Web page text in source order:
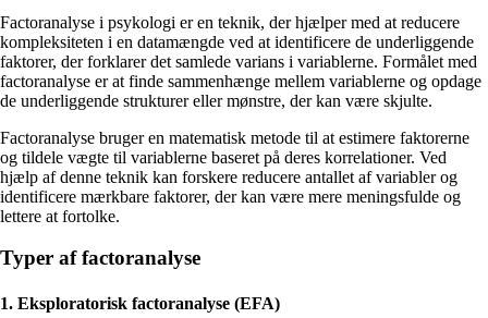
Factoranalyse i psykologi er en teknik, der hjælper med at reducere
kompleksiteten i en datamængde ved at identificere de underliggende
faktorer, der forklarer det samlede varians i variablerne. Formålet med
factoranalyse er at finde sammenhænge mellem variablerne og opdage
de underliggende strukturer eller mønstre, der kan være skjulte.
Factoranalyse bruger en matematisk metode til at estimere faktorerne
og tildele vægte til variablerne baseret på deres korrelationer. Ved
hjælp af denne teknik kan forskere reducere antallet af variabler og
identificere mærkbare faktorer, der kan være mere meningsfulde og
lettere at fortolke.
Typer af factoranalyse
1. Eksploratorisk factoranalyse (EFA)